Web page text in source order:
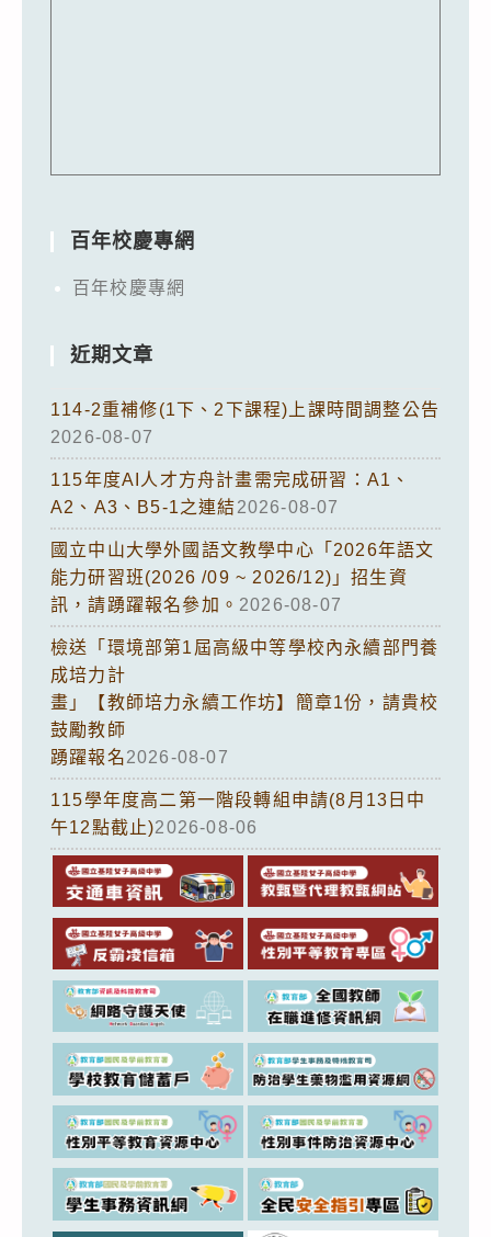
百年校慶專網
百年校慶專網
近期文章
114-2重補修(1下、2下課程)上課時間調整公告
2026-08-07
115年度AI人才方舟計畫需完成研習：A1、
A2、A3、B5-1之連結2026-08-07
國立中山大學外國語文教學中心「2026年語文
能力研習班(2026 /09 ~ 2026/12)」招生資
訊，請踴躍報名參加。 2026-08-07
檢送「環境部第1屆高級中等學校內永續部門養
成培力計
畫」【教師培力永續工作坊】簡章1份，請貴校
鼓勵教師
踴躍報名2026-08-07
115學年度高二第一階段轉組申請(8月13日中
午12點截止)2026-08-06